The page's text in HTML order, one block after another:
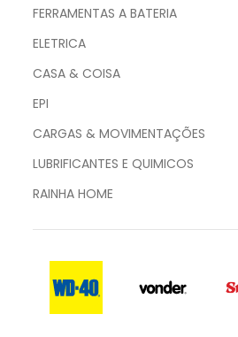
FERRAMENTAS A BATERIA
ELETRICA
CASA & COISA
EPI
CARGAS & MOVIMENTAÇÕES
LUBRIFICANTES E QUIMICOS
RAINHA HOME